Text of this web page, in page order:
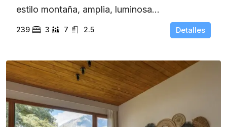
estilo montaña, amplia, luminosa...
239 3 7 2.5 Detalles